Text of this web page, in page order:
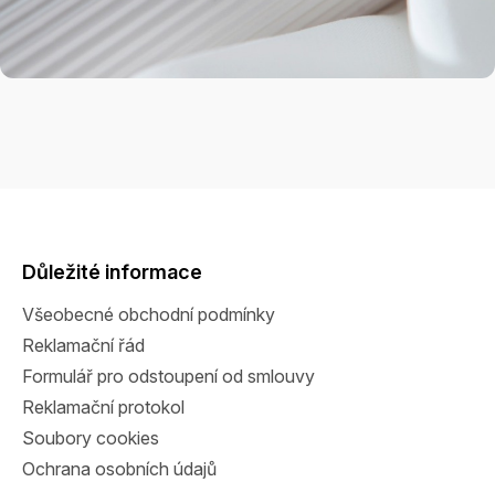
Důležité informace
Všeobecné obchodní podmínky
Reklamační řád
Formulář pro odstoupení od smlouvy
Reklamační protokol
Soubory cookies
Ochrana osobních údajů